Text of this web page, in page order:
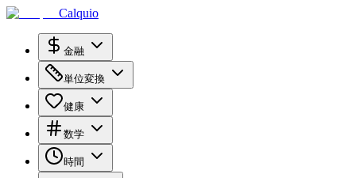
Calquio
金融
単位変換
健康
数学
時間